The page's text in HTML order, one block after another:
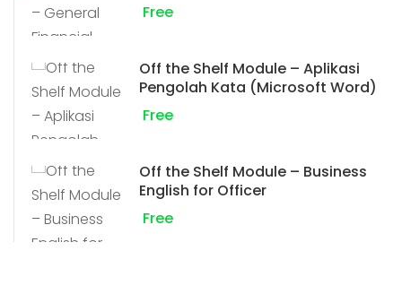
Free
Off the Shelf Module – Aplikasi
Pengolah Kata (Microsoft Word)
Free
Off the Shelf Module – Business
English for Officer
Free